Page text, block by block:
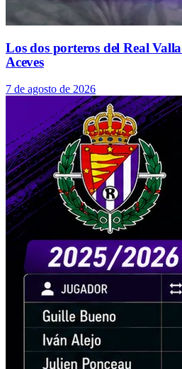
Los dos porteros del Real
Aceves
7 de agosto de 2026